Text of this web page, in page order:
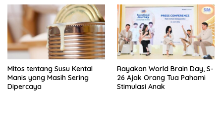
Mitos tentang Susu Kental
Manis yang Masih Sering
Dipercaya
Rayakan World Brain Day, S-
26 Ajak Orang Tua Pahami
Stimulasi Anak